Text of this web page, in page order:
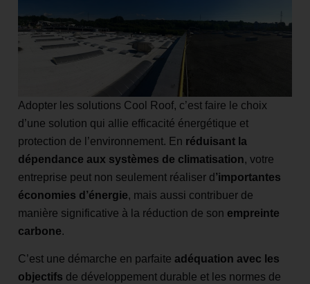
Adopter les solutions Cool Roof, c’est faire le choix
d’une solution qui allie efficacité énergétique et
protection de l’environnement. En réduisant la
dépendance aux systèmes de climatisation, votre
entreprise peut non seulement réaliser d ’importantes
économies d’énergie, mais aussi contribuer de
manière significative à la réduction de son empreinte
carbone.
C’est une démarche en parfaite adéquation avec les
objectifs de développement durable et les normes de